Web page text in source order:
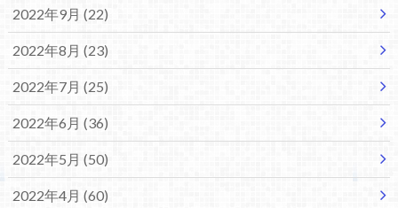
2022年9月 (22)
2022年8月 (23)
2022年7月 (25)
2022年6月 (36)
2022年5月 (50)
2022年4月 (60)